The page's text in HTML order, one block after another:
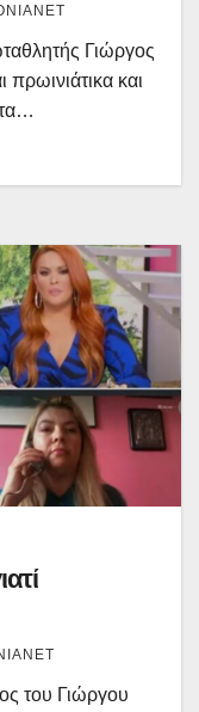
Γιώργος
και
του Γιώργου